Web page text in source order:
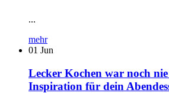
...
mehr
01 Jun
Lecker Kochen war noch
Inspiration für dein